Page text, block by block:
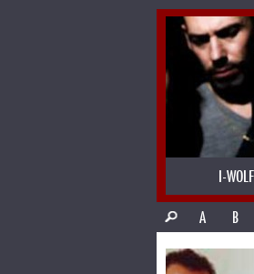
I-WOLF
A
B